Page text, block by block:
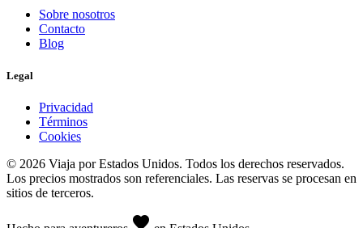
Sobre nosotros
Contacto
Blog
Legal
Privacidad
Términos
Cookies
© 2026 Viaja por Estados Unidos. Todos los derechos reservados.
Los precios mostrados son referenciales. Las reservas se procesan en
sitios de terceros.
favorite